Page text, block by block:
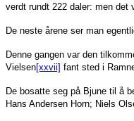
verdt rundt 222 daler: men det
De neste årene ser man
Denne gangen var den
Vielsen[xxvii] fant sted i
De bosatte seg på Bjune til å
Hans Andersen Horn; Niels